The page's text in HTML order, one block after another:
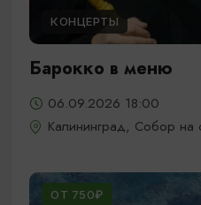
КОНЦЕРТЫ
Барокко в меню
06.09.2026 18:00
Калининград, Собор на
ОТ 750₽